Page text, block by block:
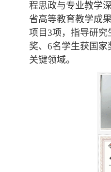
程思政与专业教学
省高等教育教学成
项目 3项，指导研究
奖、 6名学生获国家
关键领域。